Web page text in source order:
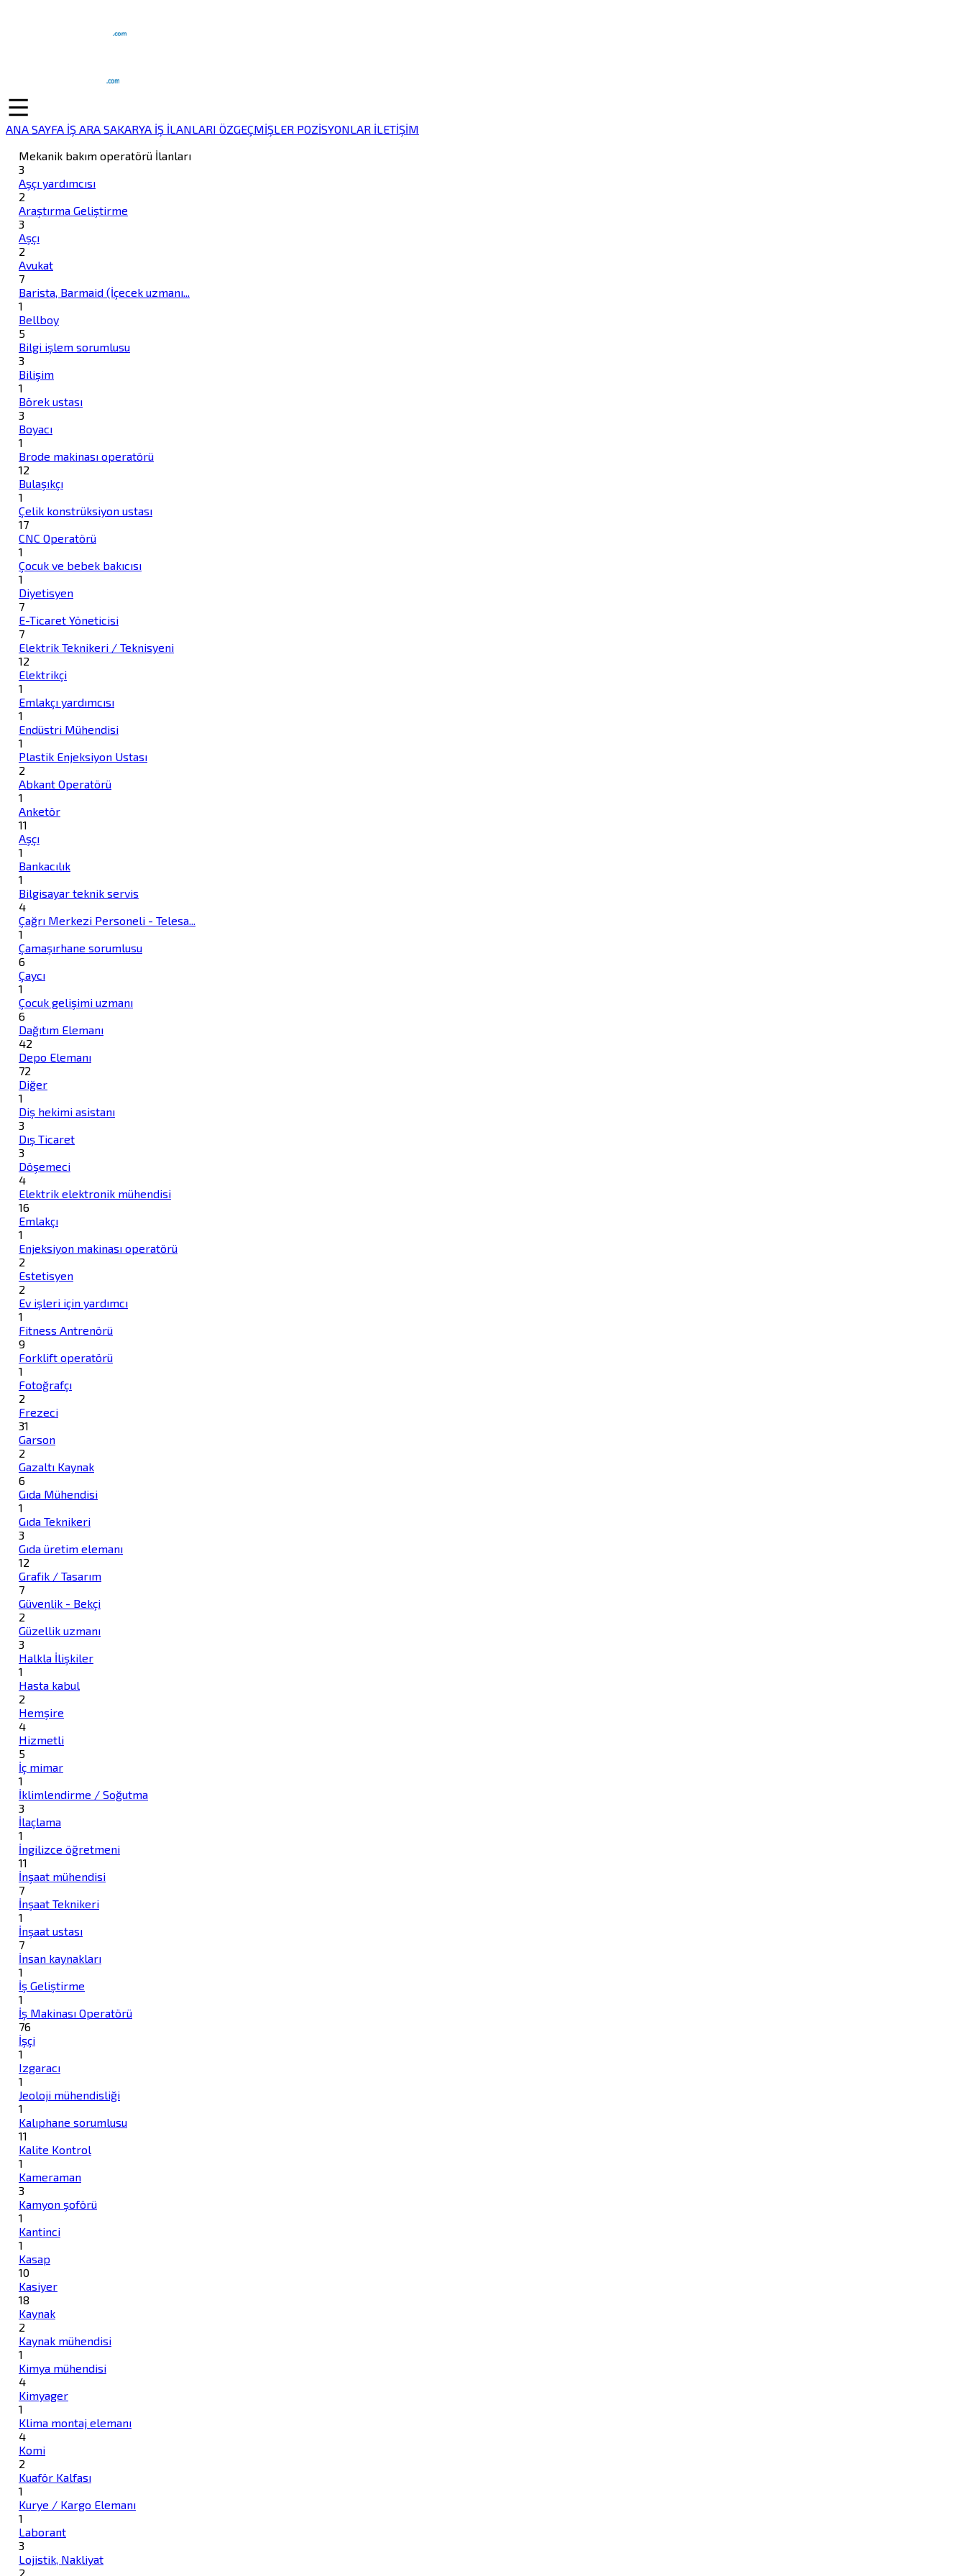
ANA SAYFA İŞ ARA SAKARYA İŞ İLANLARI ÖZGEÇMİŞLER POZİSYONLAR İLETİŞİM
Mekanik bakım operatörü İlanları
3
Aşçı yardımcısı
2
Araştırma Geliştirme
3
Aşçı
2
Avukat
7
Barista, Barmaid (İçecek uzmanı...
1
Bellboy
5
Bilgi işlem sorumlusu
3
Bilişim
1
Börek ustası
3
Boyacı
1
Brode makinası operatörü
12
Bulaşıkçı
1
Çelik konstrüksiyon ustası
17
CNC Operatörü
1
Çocuk ve bebek bakıcısı
1
Diyetisyen
7
E-Ticaret Yöneticisi
7
Elektrik Teknikeri / Teknisyeni
12
Elektrikçi
1
Emlakçı yardımcısı
1
Endüstri Mühendisi
1
Plastik Enjeksiyon Ustası
2
Abkant Operatörü
1
Anketör
11
Aşçı
1
Bankacılık
1
Bilgisayar teknik servis
4
Çağrı Merkezi Personeli - Telesa...
1
Çamaşırhane sorumlusu
6
Çaycı
1
Çocuk gelişimi uzmanı
6
Dağıtım Elemanı
42
Depo Elemanı
72
Diğer
1
Diş hekimi asistanı
3
Dış Ticaret
3
Döşemeci
4
Elektrik elektronik mühendisi
16
Emlakçı
1
Enjeksiyon makinası operatörü
2
Estetisyen
2
Ev işleri için yardımcı
1
Fitness Antrenörü
9
Forklift operatörü
1
Fotoğrafçı
2
Frezeci
31
Garson
2
Gazaltı Kaynak
6
Gıda Mühendisi
1
Gıda Teknikeri
3
Gıda üretim elemanı
12
Grafik / Tasarım
7
Güvenlik - Bekçi
2
Güzellik uzmanı
3
Halkla İlişkiler
1
Hasta kabul
2
Hemşire
4
Hizmetli
5
İç mimar
1
İklimlendirme / Soğutma
3
İlaçlama
1
İngilizce öğretmeni
11
İnşaat mühendisi
7
İnşaat Teknikeri
1
İnşaat ustası
7
İnsan kaynakları
1
İş Geliştirme
1
İş Makinası Operatörü
76
İşçi
1
Izgaracı
1
Jeoloji mühendisliği
1
Kalıphane sorumlusu
11
Kalite Kontrol
1
Kameraman
3
Kamyon şoförü
1
Kantinci
1
Kasap
10
Kasiyer
18
Kaynak
2
Kaynak mühendisi
1
Kimya mühendisi
4
Kimyager
1
Klima montaj elemanı
4
Komi
2
Kuaför Kalfası
1
Kurye / Kargo Elemanı
1
Laborant
3
Lojistik, Nakliyat
2